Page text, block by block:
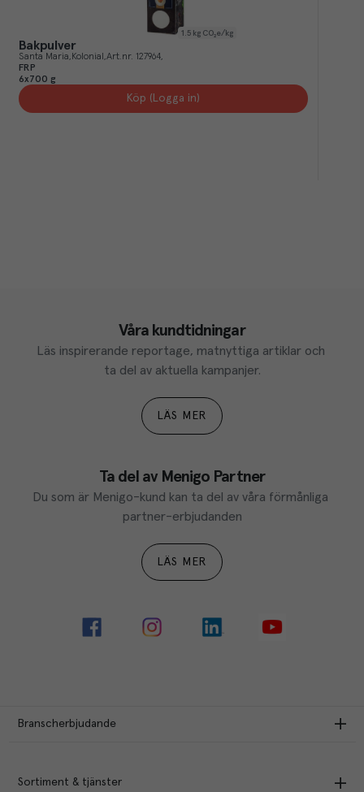
1.5 kg CO₂e/kg
Bakpulver
Santa Maria Kolonial Art.nr. 127964
FRP
6x700 g
Köp (Logga in)
Våra kundtidningar
Läs inspirerande reportage, matnyttiga artiklar och
ta del av aktuella kampanjer.
LÄS MER
Ta del av Menigo Partner
Du som är Menigo-kund kan ta del av våra förmånliga
partner-erbjudanden
LÄS MER
Branscherbjudande
Sortiment & tjänster